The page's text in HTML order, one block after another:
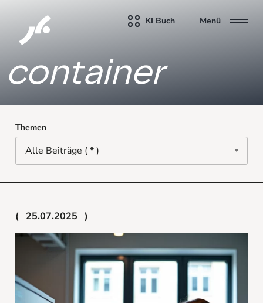
KI Buch Menü
container
Themen
25.07.2025